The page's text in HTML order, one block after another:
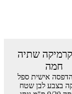
שתיה
חמה
אישית ספל
בצבע לבן שטח